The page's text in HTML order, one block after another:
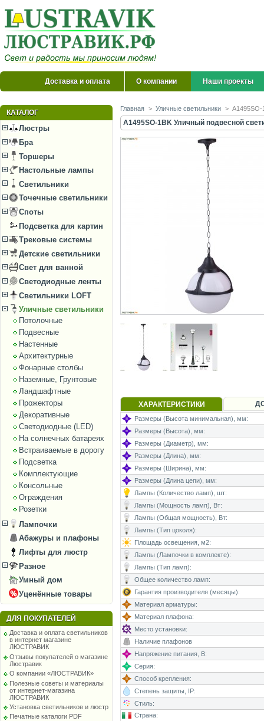
Доставка и оплата О компании Наши проекты
КАТАЛОГ
Люстры
Бра
Торшеры
Настольные лампы
Светильники
Точечные светильники
Споты
Подсветка для картин
Трековые системы
Детские светильники
Свет для ванной
Светодиодные ленты
Светильники LOFT
Уличные светильники
Потолочные
Подвесные
Настенные
Архитектурные
Фонарные столбы
Наземные, Грунтовые
Ландшафтные
Прожекторы
Декоративные
Светодиодные (LED)
На солнечных батареях
Встраиваемые в дорогу
Подсветка
Комплектующие
Консольные
Ограждения
Розетки
Лампочки
Абажуры и плафоны
Лифты для люстр
Разное
Умный дом
Уценённые товары
ДЛЯ ПОКУПАТЕЛЕЙ
Доставка и оплата светильников
в интернет магазине
ЛЮСТРАВИК
Отзывы покупателей о магазине
Люстравик
О компании «ЛЮСТРАВИК»
Полезные советы и материалы
от интернет-магазина
ЛЮСТРАВИК
Установка светильников и люстр
Печатные каталоги PDF
Главная > Уличные светильники > A1495SO-
A1495SO-1BK Уличный подвесной
ХАРАКТЕРИСТИКИ
Размеры (Высота минимальная), мм:
Размеры (Высота), мм:
Размеры (Диаметр), мм:
Размеры (Длина), мм:
Размеры (Ширина), мм:
Размеры (Длина цепи), мм:
Лампы (Количество ламп), шт:
Лампы (Мощность ламп), Вт:
Лампы (Общая мощность), Вт:
Лампы (Тип цоколя):
Площадь освещения, м2:
Лампы (Лампочки в комплекте):
Лампы (Тип ламп):
Общее количество ламп:
Гарантия производителя (месяцы):
Материал арматуры:
Материал плафона:
Место установки:
Наличие плафонов
Напряжение питания, В:
Серия:
Способ крепления:
Степень защиты, IP:
Стиль:
Страна: